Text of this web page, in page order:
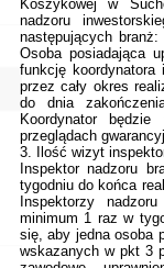
Koszykowej w
nadzoru
następujących
Osoba posiadająca
funkcję koordynatora
przez cały okres
do dnia
Koordynator
przeglądach
3. Ilość wizyt
Inspektor nadzoru
tygodniu do końca
Inspektorzy
minimum 1 raz w
się, aby jedna osoba
wskazanych w pkt 3